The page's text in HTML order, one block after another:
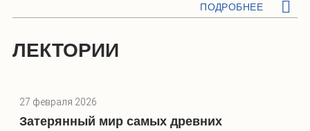
ПОДРОБНЕЕ
ЛЕКТОРИИ
27 февраля 2026
Затерянный мир самых древних